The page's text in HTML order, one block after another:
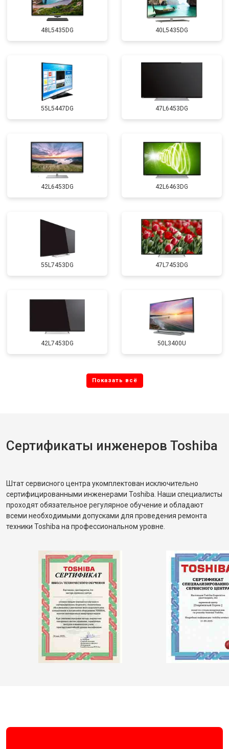
48L5435DG 40L5435DG
55L5447DG 47L6453DG
42L6453DG 42L6463DG
55L7453DG 47L7453DG
42L7453DG 50L3400U
Сертификаты инженеров Toshiba
Штат сервисного центра укомплектован исключительно
сертифицированными инженерами Toshiba. Наши специалисты
проходят обязательное регулярное обучение и обладают
всеми необходимыми допусками для проведения ремонта
техники Toshiba на профессиональном уровне.